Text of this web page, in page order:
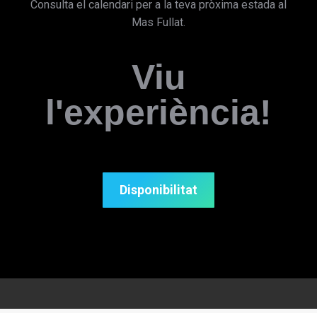
Consulta el calendari per a la teva pròxima estada al
Mas Fullat.
Viu
l'experiència!
Disponibilitat